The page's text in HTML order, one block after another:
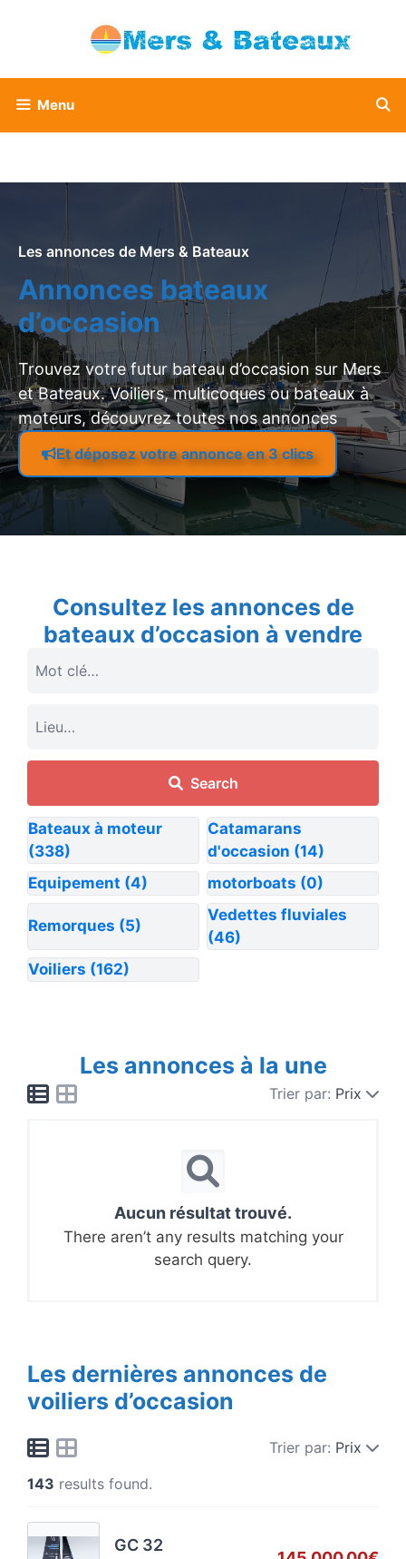
Menu
Les annonces de Mers & Bateaux
Annonces bateaux
d’occasion
Trouvez votre futur bateau d’occasion sur Mers
et Bateaux. Voiliers, multicoques ou bateaux à
moteurs, découvrez toutes nos annonces
Et déposez votre annonce en 3 clics
Consultez les annonces de
bateaux d’occasion à vendre
Search
Bateaux à moteur
(338)
Catamarans
d'occasion (14)
Equipement (4) motorboats (0)
Remorques (5)
Vedettes fluviales
(46)
Voiliers (162)
Les annonces à la une
Trier par: Prix
Aucun résultat trouvé.
There aren’t any results matching your
search query.
Les dernières annonces de
voiliers d’occasion
Trier par: Prix
143 results found.
GC 32